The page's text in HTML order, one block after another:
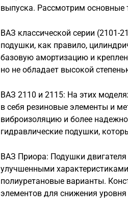
выпуска. Рассмотрим
ВАЗ классической серии (2101-
подушки, как правило,
базовую амортизацию и
но не обладает высокой
ВАЗ 2110 и 2115: На этих
в себя резиновые элементы и
виброизоляцию и более
гидравлические подушки,
ВАЗ Приора: Подушки
улучшенными
полиуретановые варианты.
элементов для снижения